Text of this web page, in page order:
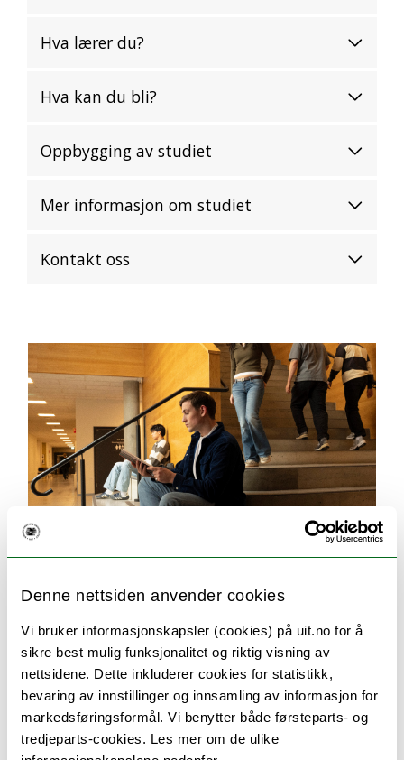
Denne nettsiden anvender cookies
Vi bruker informasjonskapsler (cookies) på uit.no for å
sikre best mulig funksjonalitet og riktig visning av
nettsidene. Dette inkluderer cookies for statistikk,
bevaring av innstillinger og innsamling av informasjon for
markedsføringsformål. Vi benytter både førsteparts- og
tredjeparts-cookies. Les mer om de ulike
Hva lærer du?
Hva kan du bli?
Oppbygging av studiet
Mer informasjon om studiet
Kontakt oss
Søking og opptak
Her finner du svar på alt du lurer på om
søknadsprosessen. For eksempel hvilken
dokumentasjon du må sende inn, når du får svar
på søknaden og når studiene starter.